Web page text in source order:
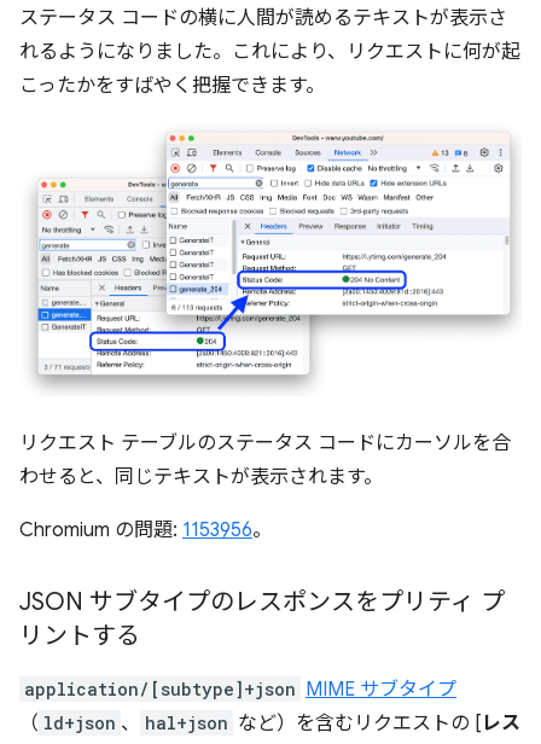
ステータス コードの横に人間が読めるテキストが表示さ
れるようになりました。これにより、リクエストに何が起
こったかをすばやく把握できます。
リクエスト テーブルのステータス コードにカーソルを合
わせると、同じテキストが表示されます。
Chromium の問題: 1153956。
JSON サブタイプのレスポンスをプリティ プ
リントする
application/[subtype]+json MIME サブタイプ
（ ld+json 、 hal+json など）を含むリクエストの [ レス